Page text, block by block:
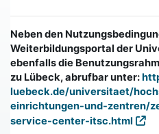
Neben den
Weiterbildungsportal der
ebenfalls die
zu Lübeck, abrufbar unter:
luebeck.de/universitaet/
einrichtungen-und-zentren/
service-center-itsc.html